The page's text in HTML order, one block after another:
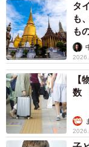
タ
も
も
【
数